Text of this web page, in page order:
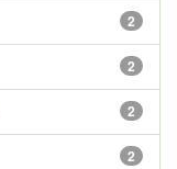
2
2
2
2